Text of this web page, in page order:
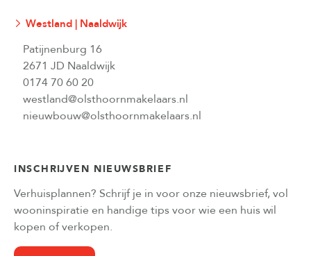
Westland | Naaldwijk
Patijnenburg 16
2671 JD Naaldwijk
0174 70 60 20
westland@olsthoornmakelaars.nl
nieuwbouw@olsthoornmakelaars.nl
INSCHRIJVEN NIEUWSBRIEF
Verhuisplannen? Schrijf je in voor onze nieuwsbrief, vol
wooninspiratie en handige tips voor wie een huis wil
kopen of verkopen.